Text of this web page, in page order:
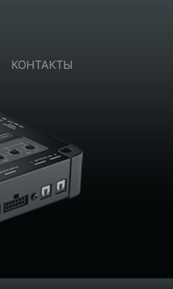
КОНТАКТЫ